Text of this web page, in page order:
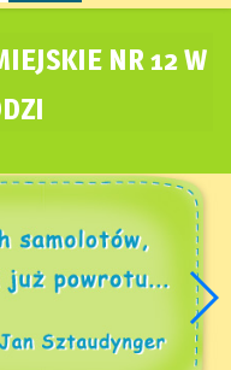
NR 12 W